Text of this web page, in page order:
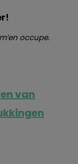
occupe.
van